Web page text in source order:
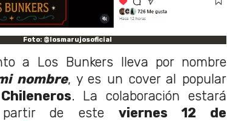
Foto: @losmarujosoficial
a Los Bunkers lleva por nombre
nombre, y es un cover al popular
. La colaboración estará
partir de este viernes 12 de